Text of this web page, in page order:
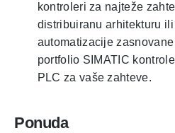
kontroleri za najteže
distribuiranu arhitekturu
automatizacije
portfolio SIMATIC
PLC za vaše zahteve.
Ponuda